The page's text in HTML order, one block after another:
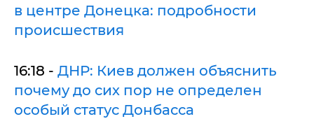
в центре Донецка: подробности
происшествия
16:18 - ДНР: Киев должен объяснить
почему до сих пор не определен
особый статус Донбасса